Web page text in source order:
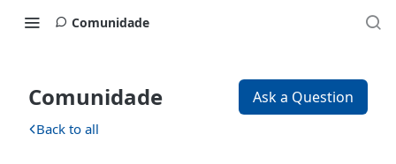
Comunidade
Comunidade Ask a Question
Back to all